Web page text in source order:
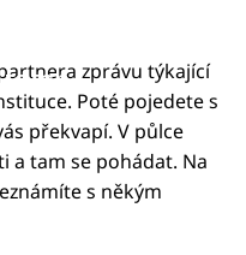
zprávu týkající
Poté pojedete s
překvapí. V půlce
a tam se pohádat. Na
s někým